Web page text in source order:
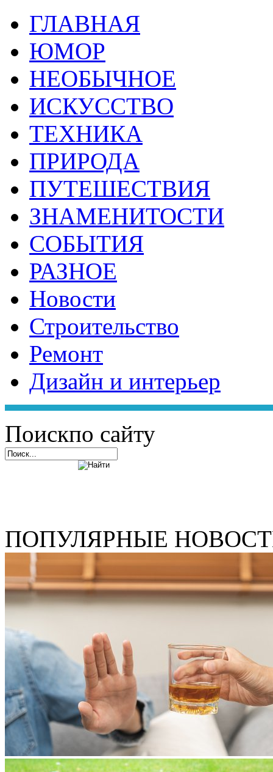
ГЛАВНАЯ
ЮМОР
НЕОБЫЧНОЕ
ИСКУССТВО
ТЕХНИКА
ПРИРОДА
ПУТЕШЕСТВИЯ
ЗНАМЕНИТОСТИ
СОБЫТИЯ
РАЗНОЕ
Новости
Строительство
Ремонт
Дизайн и интерьер
Поискпо сайту
ПОПУЛЯРНЫЕ